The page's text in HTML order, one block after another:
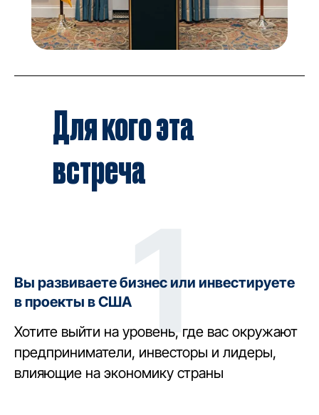
Для кого эта
встреча
Вы развиваете бизнес или инвестируете
в проекты в США
Хотите выйти на уровень, где вас окружают
предприниматели, инвесторы и лидеры,
влияющие на экономику страны
1